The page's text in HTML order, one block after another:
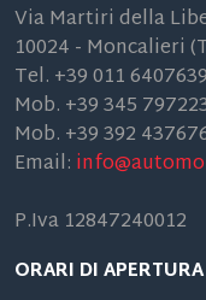
Via Martiri della
10024 - Moncalieri
Tel. +39 011 6407639
Mob. +39 345
Mob. +39 392
Email:
P.Iva 12847240012
ORARI DI APERTURA